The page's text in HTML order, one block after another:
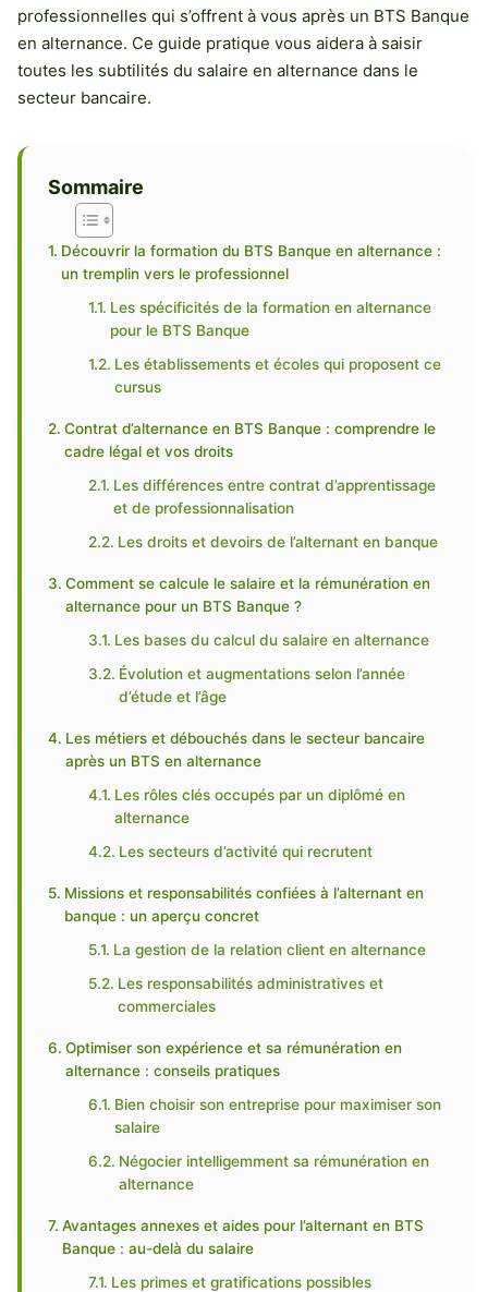
professionnelles qui s’offrent à vous après un BTS Banque
en alternance. Ce guide pratique vous aidera à saisir
toutes les subtilités du salaire en alternance dans le
secteur bancaire.
Sommaire
Découvrir la formation du BTS Banque en alternance :
un tremplin vers le professionnel
Les spécificités de la formation en alternance
pour le BTS Banque
Les établissements et écoles qui proposent ce
cursus
Contrat d’alternance en BTS Banque : comprendre le
cadre légal et vos droits
Les différences entre contrat d’apprentissage
et de professionnalisation
Les droits et devoirs de l’alternant en banque
Comment se calcule le salaire et la rémunération en
alternance pour un BTS Banque ?
Les bases du calcul du salaire en alternance
Évolution et augmentations selon l’année
d’étude et l’âge
Les métiers et débouchés dans le secteur bancaire
après un BTS en alternance
Les rôles clés occupés par un diplômé en
alternance
Les secteurs d’activité qui recrutent
Missions et responsabilités confiées à l’alternant en
banque : un aperçu concret
La gestion de la relation client en alternance
Les responsabilités administratives et
commerciales
Optimiser son expérience et sa rémunération en
alternance : conseils pratiques
Bien choisir son entreprise pour maximiser son
salaire
Négocier intelligemment sa rémunération en
alternance
Avantages annexes et aides pour l’alternant en BTS
Banque : au-delà du salaire
Les primes et gratifications possibles